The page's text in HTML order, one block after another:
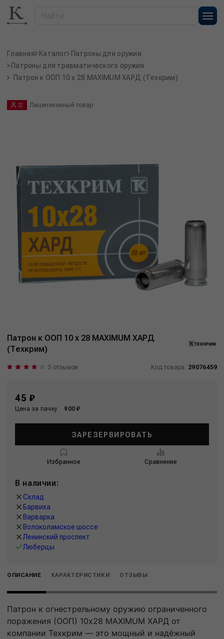
Главная Каталог
Патроны для оружия
Патроны для травматического оружия
Патрон к ООП 10 x 28 MAXIMUM ХАРД (Техкрим)
Лицензионный товар
Патрон к ООП 10 x 28 MAXIMUM ХАРД
(Техкрим)
3 отзывов Код товара: 29076459
45 ₽
Цена за пачку 900 ₽
ЗАРЕЗЕРВИРОВАТЬ
Избранное Сравнение
В наличии:
Склад
Барвиха
Варварка
Волоколамское шоссе
Ленинский проспект
Люберцы
ОПИСАНИЕ ХАРАКТЕРИСТИКИ ОТЗЫВЫ
Патрон к огнестрельному оружию ограниченного
поражения (ООП) 10x28 MAXIMUM ХАРД от
компании Техкрим — это мощный и надёжный